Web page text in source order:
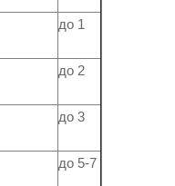
до 1
до 2
до 3
до 5-7